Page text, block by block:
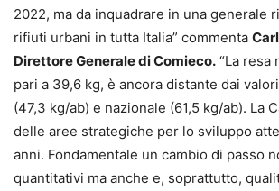
2022, ma da inquadrare in una generale
rifiuti urbani in tutta Italia” commenta
Direttore Generale di Comieco. “La resa
pari a 39,6 kg, è ancora distante dai
(47,3 kg/ab) e nazionale (61,5 kg/ab). La
delle aree strategiche per lo sviluppo
anni. Fondamentale un cambio di passo
quantitativi ma anche e, soprattutto,